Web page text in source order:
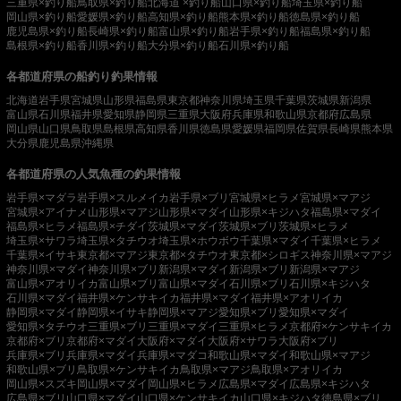
三重県×釣り船鳥取県×釣り船北海道 ×釣り船 山口県×釣り船埼玉県×釣り船
岡山県×釣り船愛媛県×釣り船高知県×釣り船熊本県×釣り船徳島県×釣り船
鹿児島県×釣り船長崎県×釣り船富山県×釣り船岩手県×釣り船福島県×釣り船
島根県×釣り船香川県×釣り船大分県×釣り船石川県×釣り船
各都道府県の船釣り釣果情報
北海道岩手県宮城県山形県福島県東京都神奈川県埼玉県千葉県茨城県新潟県
富山県石川県福井県愛知県静岡県三重県大阪府兵庫県和歌山県京都府広島県
岡山県山口県鳥取県島根県高知県香川県徳島県愛媛県福岡県佐賀県長崎県熊本県
大分県鹿児島県沖縄県
各都道府県の人気魚種の釣果情報
岩手県×マダラ岩手県×スルメイカ岩手県×ブリ 宮城県×ヒラメ宮城県×マアジ
宮城県×アイナメ 山形県×マアジ山形県×マダイ 山形県×キジハタ福島県×マダイ
福島県×ヒラメ福島県×チダイ茨城県×マダイ茨城県×ブリ 茨城県×ヒラメ
埼玉県×サワラ埼玉県×タチウオ埼玉県×ホウボウ千葉県×マダイ千葉県×ヒラメ
千葉県×イサキ東京都×マアジ東京都×タチウオ東京都×シロギス神奈川県×マアジ
神奈川県×マダイ神奈川県×ブリ 新潟県×マダイ 新潟県×ブリ 新潟県×マアジ
富山県×アオリイカ富山県×ブリ 富山県×マダイ石川県×ブリ 石川県×キジハタ
石川県×マダイ福井県×ケンサキイカ福井県×マダイ福井県×アオリイカ
静岡県×マダイ 静岡県×イサキ静岡県×マアジ愛知県×ブリ 愛知県×マダイ
愛知県×タチウオ三重県×ブリ 三重県×マダイ 三重県×ヒラメ京都府×ケンサキイカ
京都府×ブリ 京都府×マダイ 大阪府×マダイ 大阪府×サワラ 大阪府×ブリ
兵庫県×ブリ 兵庫県×マダイ兵庫県×マダコ和歌山県×マダイ和歌山県×マアジ
和歌山県×ブリ 鳥取県×ケンサキイカ鳥取県×マアジ鳥取県×アオリイカ
岡山県×スズキ 岡山県×マダイ 岡山県×ヒラメ 広島県×マダイ 広島県×キジハタ
広島県×ブリ 山口県×マダイ 山口県×ケンサキイカ 山口県×キジハタ徳島県×ブリ